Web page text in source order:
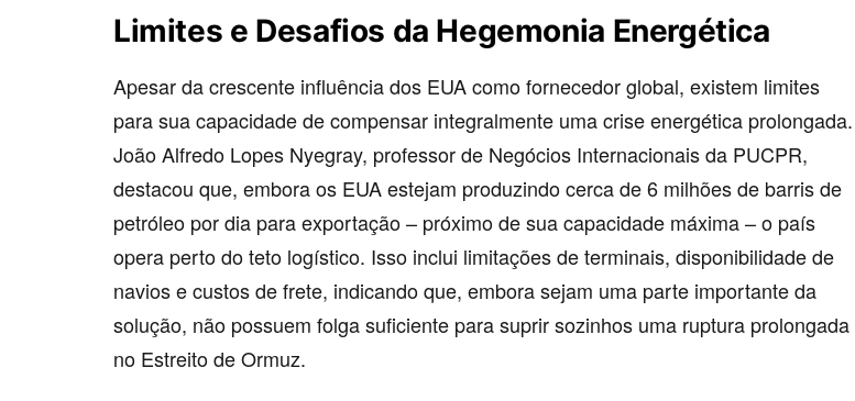
Limites e Desafios da Hegemonia Energética
Apesar da crescente influência dos EUA como fornecedor global, existem limites
para sua capacidade de compensar integralmente uma crise energética prolongada.
João Alfredo Lopes Nyegray, professor de Negócios Internacionais da PUCPR,
destacou que, embora os EUA estejam produzindo cerca de 6 milhões de barris de
petróleo por dia para exportação – próximo de sua capacidade máxima – o país
opera perto do teto logístico. Isso inclui limitações de terminais, disponibilidade de
navios e custos de frete, indicando que, embora sejam uma parte importante da
solução, não possuem folga suficiente para suprir sozinhos uma ruptura prolongada
no Estreito de Ormuz.